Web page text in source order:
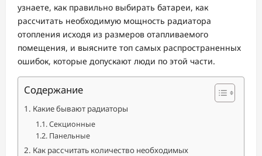
узнаете, как правильно выбирать батареи, как
рассчитать необходимую мощность радиатора
отопления исходя из размеров отапливаемого
помещения, и выясните топ самых распространенных
ошибок, которые допускают люди по этой части.
Содержание
Какие бывают радиаторы
Секционные
Панельные
Как рассчитать количество необходимых